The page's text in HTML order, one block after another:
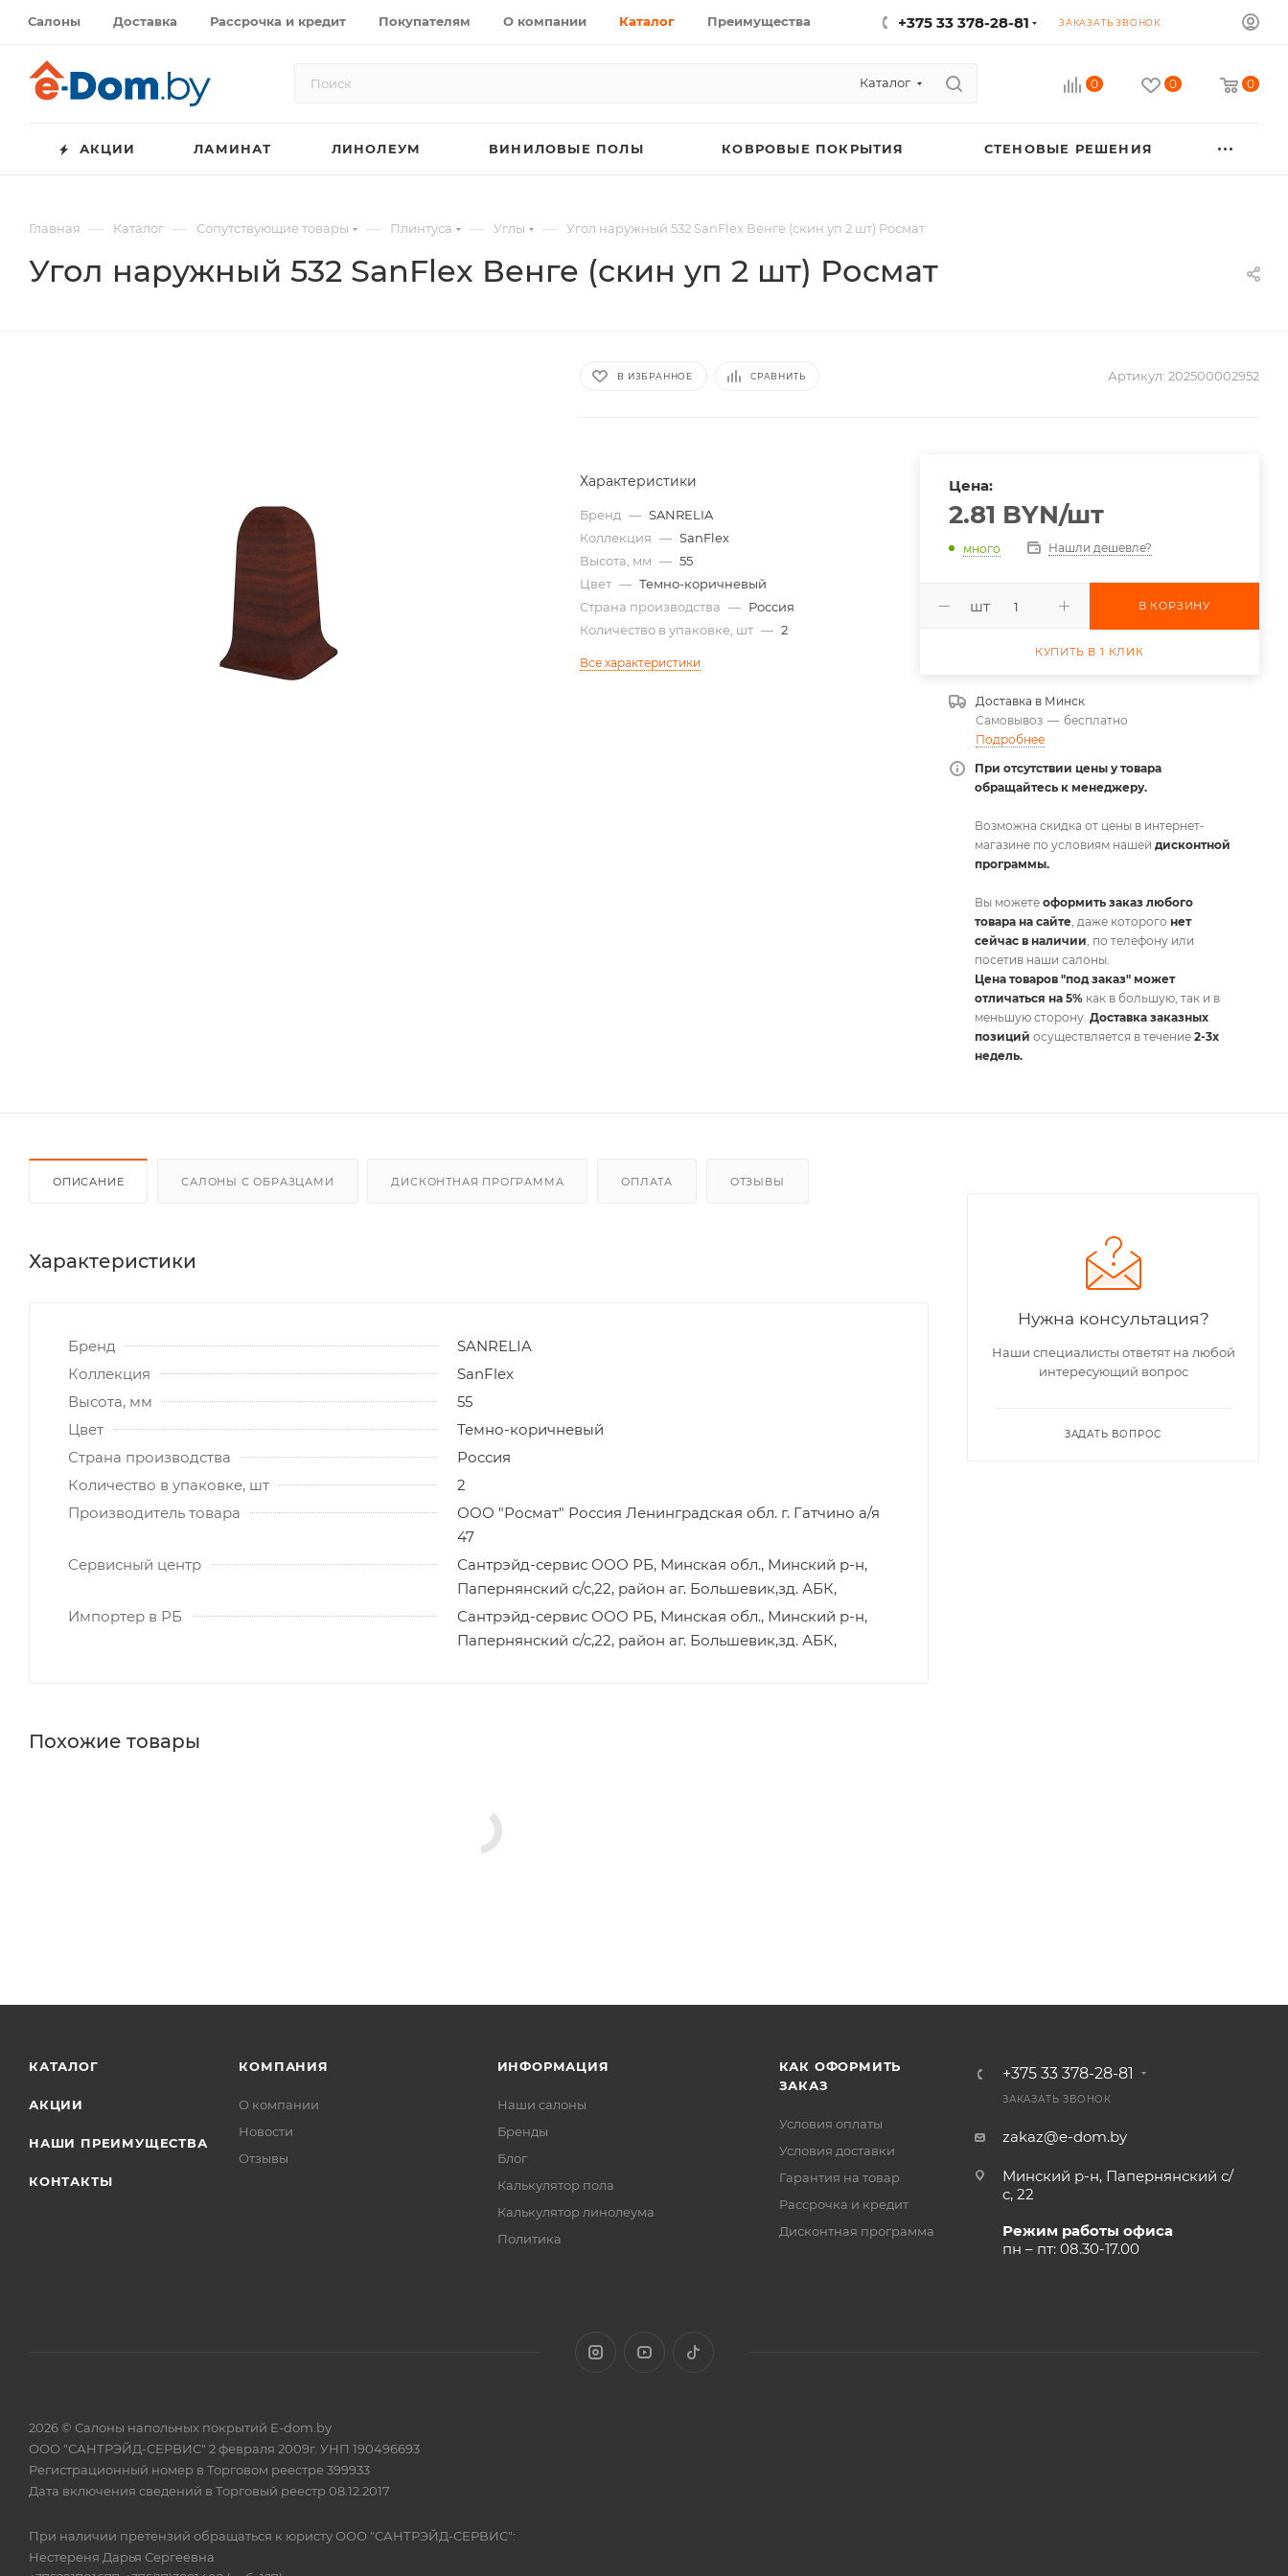
Салоны Доставка Рассрочка и кредит Покупателям О компании Каталог Преимущества +375 33 378-28-81 ЗАКАЗАТЬ ЗВОНОК
Каталог 0 0 0
АКЦИИ ЛАМИНАТ ЛИНОЛЕУМ ВИНИЛОВЫЕ ПОЛЫ КОВРОВЫЕ ПОКРЫТИЯ СТЕНОВЫЕ РЕШЕНИЯ
Главная — Каталог — Сопутствующие товары — Плинтуса — Углы — Угол наружный 532 SanFlex Венге (скин уп 2 шт) Росмат
Угол наружный 532 SanFlex Венге (скин уп 2 шт) Росмат
В ИЗБРАННОЕ СРАВНИТЬ Артикул: 202500002952
Характеристики
Бренд — SANRELIA
Коллекция — SanFlex
Высота, мм — 55
Цвет — Темно-коричневый
Страна производства — Россия
Количество в упаковке, шт — 2
Все характеристики
Цена:
2.81 BYN/шт
много Нашли дешевле?
шт В КОРЗИНУ
КУПИТЬ В 1 КЛИК
Доставка в Минск
Самовывоз — бесплатно
Подробнее
При отсутствии цены у товара
обращайтесь к менеджеру.
Возможна скидка от цены в интернет-
магазине по условиям нашей дисконтной
программы.
Вы можете оформить заказ любого
товара на сайте, даже которого нет
сейчас в наличии, по телефону или
посетив наши салоны.
Цена товаров "под заказ" может
отличаться на 5%как в большую, так и в
меньшую сторону. Доставка заказных
позиций осуществляется в течение 2-3х
недель.
ОПИСАНИЕ САЛОНЫ С ОБРАЗЦАМИ ДИСКОНТНАЯ ПРОГРАММА ОПЛАТА ОТЗЫВЫ
Характеристики
Бренд
SANRELIA
Коллекция
SanFlex
Высота, мм
55
Цвет
Темно-коричневый
Страна производства
Россия
Количество в упаковке, шт
2
Производитель товара
ООО "Росмат" Россия Ленинградская обл. г. Гатчино а/я
47
Сервисный центр
Сантрэйд-сервис ООО РБ, Минская обл., Минский р-н,
Папернянский с/с,22, район аг. Большевик,зд. АБК,
Импортер в РБ
Сантрэйд-сервис ООО РБ, Минская обл., Минский р-н,
Папернянский с/с,22, район аг. Большевик,зд. АБК,
Похожие товары
Нужна консультация?
Наши специалисты ответят на любой
интересующий вопрос
ЗАДАТЬ ВОПРОС
КАТАЛОГ
АКЦИИ
НАШИ ПРЕИМУЩЕСТВА
КОНТАКТЫ
КОМПАНИЯ
О компании
Новости
Отзывы
ИНФОРМАЦИЯ
Наши салоны
Бренды
Блог
Калькулятор пола
Калькулятор линолеума
Политика
КАК ОФОРМИТЬ
ЗАКАЗ
Условия оплаты
Условия доставки
Гарантия на товар
Рассрочка и кредит
Дисконтная программа
+375 33 378-28-81
ЗАКАЗАТЬ ЗВОНОК
zakaz@e-dom.by
Минский р-н, Папернянский с/
с, 22
Режим работы офиса
пн – пт: 08.30-17.00
2026 © Салоны напольных покрытий E-dom.by
ООО "САНТРЭЙД-СЕРВИС" 2 февраля 2009г. УНП 190496693
Регистрационный номер в Торговом реестре 399933
Дата включения сведений в Торговый реестр 08.12.2017
При наличии претензий обращаться к юристу ООО "САНТРЭЙД-СЕРВИС":
Нестереня Дарья Сергеевна